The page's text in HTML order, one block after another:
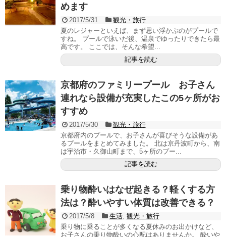
めます
2017/5/31
観光・旅行
夏のレジャーといえば、まず思い浮かぶのがプールで
すね。 プールで泳いだ後、温泉でゆったりできたら最
高です。 ここでは、そんな希望...
記事を読む
京都府のファミリープール お子さん
連れなら設備が充実したこの5ヶ所がお
すすめ
2017/5/30
観光・旅行
京都府内のプールで、お子さんが喜びそうな設備があ
るプールをまとめてみました。 北は京丹波町から、南
は宇治市・久御山町まで、5ヶ所のプー...
記事を読む
乗り物酔いはなぜ起きる？軽くする方
法は？酔いやすい体質は改善できる？
2017/5/8 生活, 観光・旅行
乗り物に乗ることが多くなる夏休みのお出かけなど、
お子さんの乗り物酔いの心配はありませんか。 酔いや